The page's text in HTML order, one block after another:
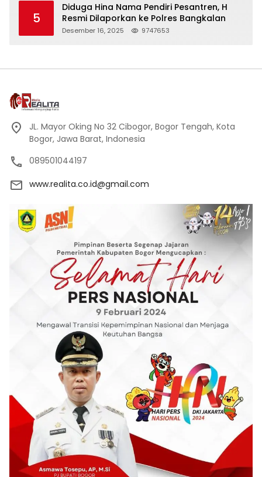
5
Diduga Hina Nama Pendiri Pesantren, H
Resmi Dilaporkan ke Polres Bangkalan
Desember 16, 2025 9747653
JL. Mayor Oking No 32 Cibogor, Bogor Tengah, Kota
Bogor, Jawa Barat, Indonesia
089501044197
www.realita.co.id@gmail.com